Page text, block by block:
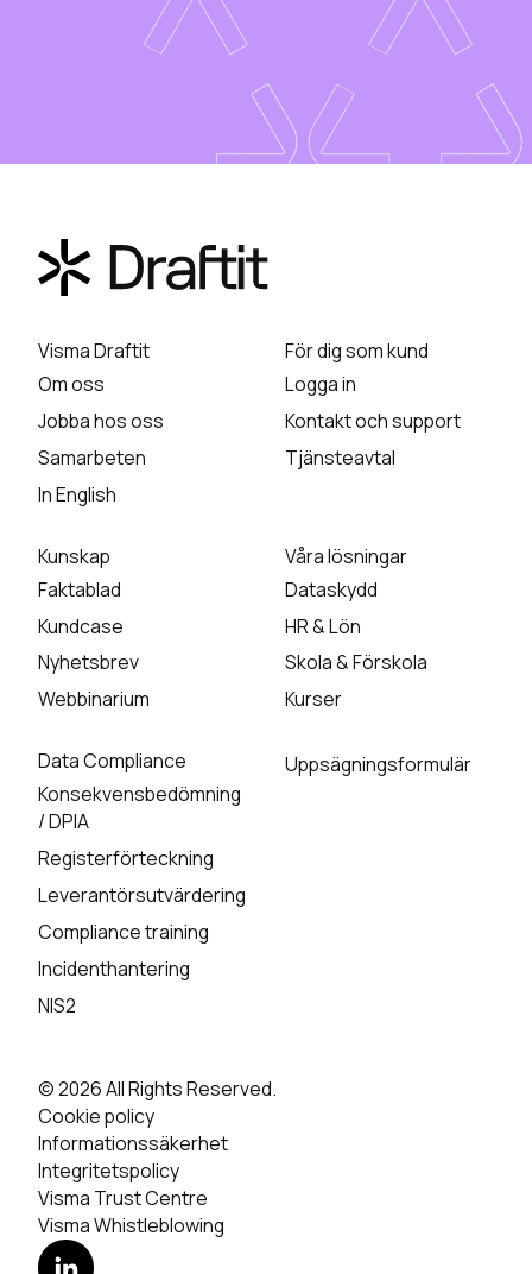
Visma Draftit
Om oss
Jobba hos oss
Samarbeten
In English
För dig som kund
Logga in
Kontakt och support
Tjänsteavtal
Kunskap
Faktablad
Kundcase
Nyhetsbrev
Webbinarium
Våra lösningar
Dataskydd
HR & Lön
Skola & Förskola
Kurser
Data Compliance
Konsekvensbedömning
/ DPIA
Registerförteckning
Leverantörsutvärdering
Compliance training
Incidenthantering
NIS2
Uppsägningsformulär
© 2026 All Rights Reserved.
Cookie policy
Informationssäkerhet
Integritetspolicy
Visma Trust Centre
Visma Whistleblowing